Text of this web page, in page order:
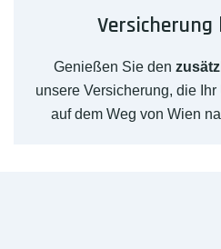
Versicherung
Genießen Sie den
unsere Versicherung, die
auf dem Weg von Wien